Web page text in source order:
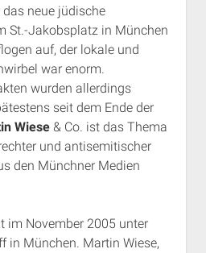
neue jüdische
St.-Jakobsplatz in München
auf, der lokale und
war enorm.
wurden allerdings
seit dem Ende der
Wiese& Co. ist das Thema
und antisemitischer
den Münchner Medien
im November 2005 unter
in München. Martin Wiese,